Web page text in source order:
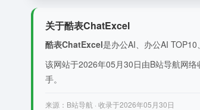
关于酷表ChatExcel
酷表ChatExcel是办公AI、办公AI
该网站于2026年05月30日由B站导航网
手。
来源：B站导航 · 收录于2026年05月30日